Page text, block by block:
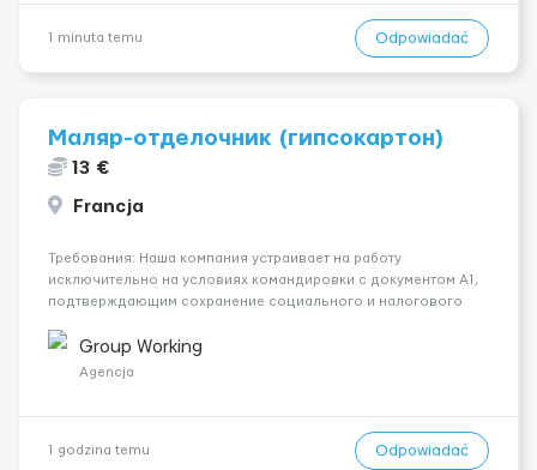
1 minuta temu Odpowiadać
Маляр-отделочник (гипсокартон)
13 €
Francja
Требования: Наша компания устраивает на работу
исключительно на условиях командировки с документом A1,
подтверждающим сохранение социального и налогового
A1 могут получить граждане стран с упрощенным доступом к
рынку труда ЕС (Укра...
Group Working
Agencja
1 godzina temu Odpowiadać